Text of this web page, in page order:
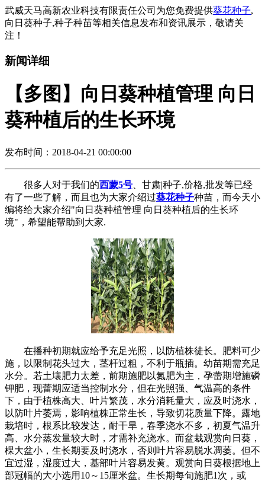
武威天马高新农业科技有限责任公司为您免费提供葵花种子,
向日葵种子,种子种苗等相关信息发布和资讯展示，敬请关
注！
新闻详细
【多图】向日葵种植管理 向日
葵种植后的生长环境
发布时间：2018-04-21 00:00:00
很多人对于我们的西蒙5号 、甘肃|种子,价格,批发等已经
有了一些了解，而且也为大家介绍过葵花种子种苗，而今天小
编将给大家介绍"向日葵种植管理 向日葵种植后的生长环
境"，希望能帮助到大家.
在播种初期就应给予充足光照，以防植株徒长。肥料可少
施，以限制花头过大，茎杆过粗，不利于瓶插。幼苗期需充足
水分。若土壤肥力太差，前期施肥以氮肥为主，孕蕾期增施磷
钾肥，现蕾期应适当控制水分，但在光照强、气温高的条件
下，由于植株高大、叶片繁茂，水分消耗量大，应及时浇水，
以防叶片萎焉，影响植株正常生长，导致切花质量下降。露地
栽培时，根系比较发达，耐干旱，春季浇水不多，初夏气温升
高、水分蒸发量较大时，才需补充浇水。而盆栽观赏向日葵，
棵大盆小，生长期要及时浇水，否则叶片容易脱水凋萎。但不
宜过湿，湿度过大，基部叶片容易发黄。观赏向日葵根据地上
部冠幅的大小选用10～15厘米盆。生长期每旬施肥1次，或